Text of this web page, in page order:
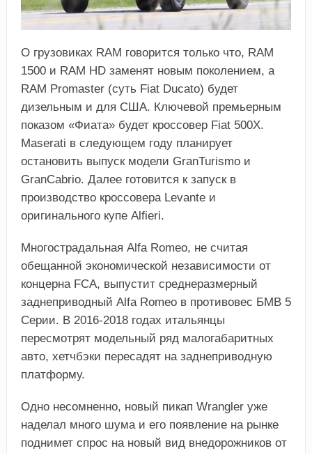
О грузовиках RAM говорится только что, RAM
1500 и RAM HD заменят новым поколением, а
RAM Promaster (суть Fiat Ducato) будет
дизельным и для США. Ключевой премьерным
показом «Фиата» будет кроссовер Fiat 500X.
Maserati в следующем году планирует
остановить выпуск модели GranTurismo и
GranCabrio. Далее готовится к запуск в
производство кроссовера Levante и
оригинального купе Alfieri.
Многострадальная Alfa Romeo, не считая
обещанной экономической независимости от
концерна FCA, выпустит среднеразмерный
заднеприводный Alfa Romeo в противовес БМВ 5
Серии. В 2016-2018 годах итальянцы
пересмотрят модельный ряд малогабаритных
авто, хетчбэки пересадят на заднеприводную
платформу.
Одно несомненно, новый пикап Wrangler уже
наделал много шума и его появление на рынке
поднимет спрос на новый вид внедорожников от